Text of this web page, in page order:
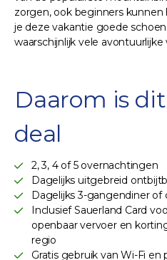
zorgen, ook beginners kunnen
je deze vakantie goede
waarschijnlijk vele
Daarom is
deal
2, 3, 4 of 5 overnachtingen
Dagelijks uitgebreid
Dagelijks 3-gangendiner of
Inclusief Sauerland Card
openbaar vervoer en
regio
Gratis gebruik van Wi-Fi